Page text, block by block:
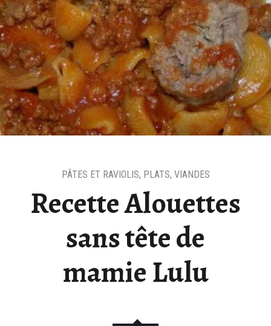
Recette Alouettes
sans tête de
mamie Lulu
PÂTES ET RAVIOLIS, PLATS,VIANDES